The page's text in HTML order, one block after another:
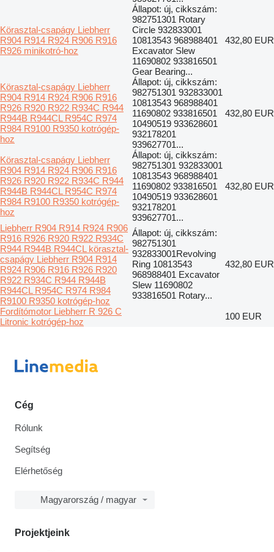
Körasztal-csapágy Liebherr
R904 R914 R924 R906 R916
R926 minikotró-hoz
Állapot: új, cikkszám:
982751301 Rotary
Circle 932833001
10813543 968988401
Excavator Slew
11690802 933816501
Gear Bearing...
432,80 EUR
Körasztal-csapágy Liebherr
R904 R914 R924 R906 R916
R926 R920 R922 R934C R944
R944B R944CL R954C R974
R984 R9100 R9350 kotrógép-
hoz
Állapot: új, cikkszám:
982751301 932833001
10813543 968988401
11690802 933816501
10490519 933628601
932178201
939627701...
432,80 EUR
Körasztal-csapágy Liebherr
R904 R914 R924 R906 R916
R926 R920 R922 R934C R944
R944B R944CL R954C R974
R984 R9100 R9350 kotrógép-
hoz
Állapot: új, cikkszám:
982751301 932833001
10813543 968988401
11690802 933816501
10490519 933628601
932178201
939627701...
432,80 EUR
Liebherr R904 R914 R924 R906
R916 R926 R920 R922 R934C
R944 R944B R944CL körasztal-
csapágy Liebherr R904 R914
R924 R906 R916 R926 R920
R922 R934C R944 R944B
R944CL R954C R974 R984
R9100 R9350 kotrógép-hoz
Állapot: új, cikkszám:
982751301
932833001Revolving
Ring 10813543
968988401 Excavator
Slew 11690802
933816501 Rotary...
432,80 EUR
Fordítómotor Liebherr R 926 C
Litronic kotrógép-hoz
100 EUR
Cég
Rólunk
Segítség
Elérhetőség
Magyarország / magyar
Projektjeink